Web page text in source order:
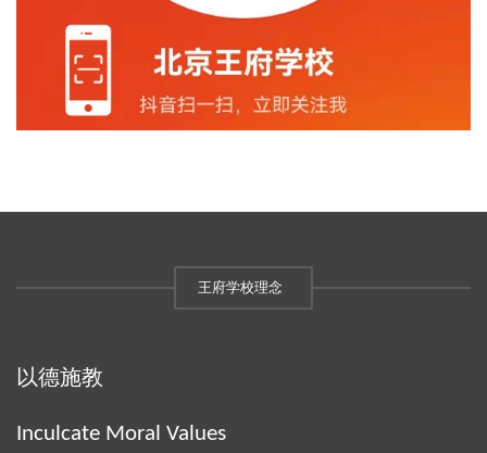
王府学校理念
以德施教
Inculcate Moral Values